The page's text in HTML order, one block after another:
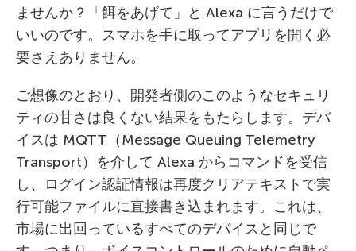
ませんか？「餌をあげて」と Alexa に言うだけで
いいのです。スマホを手に取ってアプリを開く必
要さえありません。
ご想像のとおり、開発者側のこのようなセキュリ
ティの甘さは良くない結果をもたらします。デバ
イスは MQTT（Message Queuing Telemetry
Transport）を介して Alexa からコマンドを受信
し、ログイン認証情報は再度クリアテキストで実
行可能ファイルに直接書き込まれます。これは、
市場に出回っているすべてのデバイスと同じで